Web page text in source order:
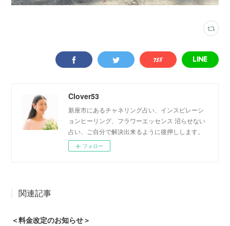
Clover53
新座市にあるチャネリング占い、インスピレーシ
ョンヒーリング、フラワーエッセンス 沼らせない
占い、ご自分で解決出来るように後押しします。
フォロー
関連記事
＜料金改定のお知らせ＞